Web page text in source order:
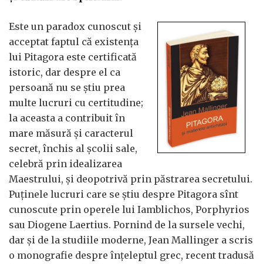
Este un paradox cunoscut şi
acceptat faptul că existenţa
lui Pitagora este certificată
istoric, dar despre el ca
persoană nu se ştiu prea
multe lucruri cu certitudine;
la aceasta a contribuit în
mare măsură şi caracterul
secret, închis al şcolii sale,
celebră prin idealizarea
Maestrului, şi deopotrivă prin păstrarea secretului.
Puţinele lucruri care se ştiu despre Pitagora sînt
cunoscute prin operele lui Iamblichos, Porphyrios
sau Diogene Laertius. Pornind de la sursele vechi,
dar şi de la studiile moderne, Jean Mallinger a scris
o monografie despre înţeleptul grec, recent tradusă